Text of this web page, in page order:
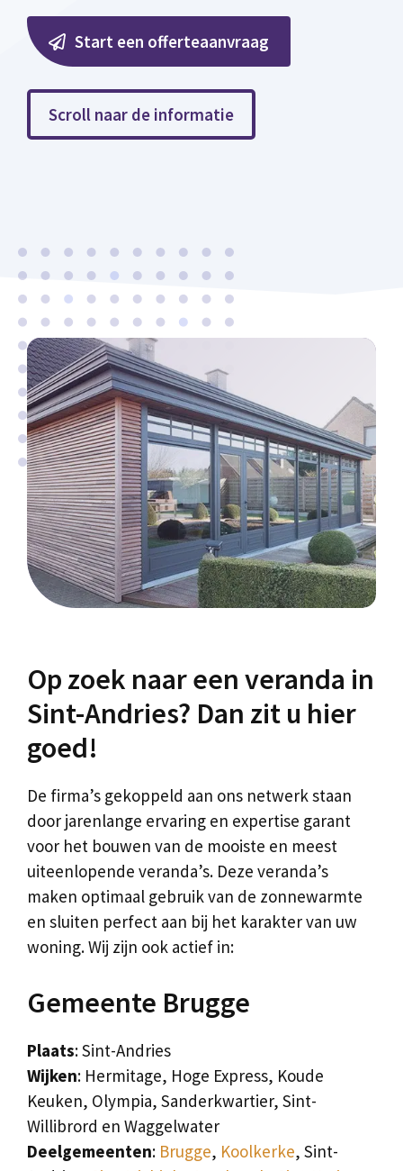
Start een offerteaanvraag
Scroll naar de informatie
Op zoek naar een veranda in
Sint-Andries? Dan zit u hier
goed!
De firma’s gekoppeld aan ons netwerk staan
door jarenlange ervaring en expertise garant
voor het bouwen van de mooiste en meest
uiteenlopende veranda’s. Deze veranda’s
maken optimaal gebruik van de zonnewarmte
en sluiten perfect aan bij het karakter van uw
woning. Wij zijn ook actief in:
Gemeente Brugge
Plaats: Sint-Andries
Wijken: Hermitage, Hoge Express, Koude
Keuken, Olympia, Sanderkwartier, Sint-
Willibrord en Waggelwater
Deelgemeenten: Brugge, Koolkerke, Sint-